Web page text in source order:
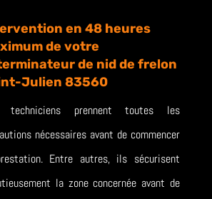
en 48 heures
de votre
de nid de frelon
Julien 83560
techniciens prennent toutes les
nécessaires avant de commencer
Entre autres, ils sécurisent
la zone concernée avant de